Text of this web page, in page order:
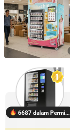
Guangdong,
6687 dalam Permintaan